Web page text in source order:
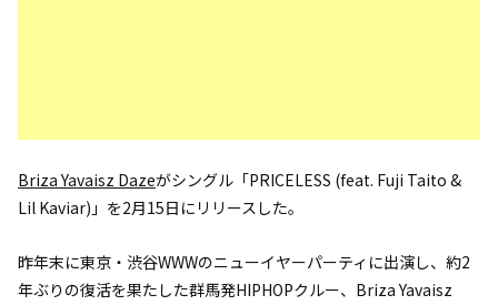
Briza Yavaisz Dazeがシングル「PRICELESS (feat. Fuji Taito &
Lil Kaviar)」を2月15日にリリースした。
昨年末に東京・渋谷WWWのニューイヤーパーティに出演し、約2
年ぶりの復活を果たした群馬発HIPHOPクルー、Briza Yavaisz